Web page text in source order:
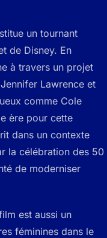
un tournant
de Disney. En
à travers un projet
Lawrence et
comme Cole
ère pour cette
dans un contexte
la célébration des 50
de moderniser
est aussi un
féminines dans le